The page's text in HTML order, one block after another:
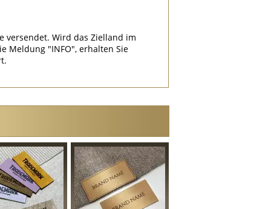
versendet. Wird das Zielland im
Meldung "INFO", erhalten Sie